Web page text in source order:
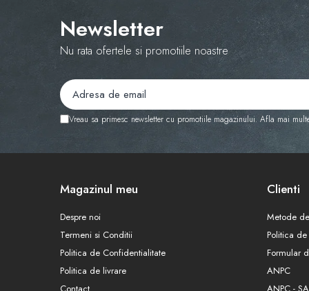
Newsletter
Nu rata ofertele si promotiile noastre
Vreau sa primesc newsletter cu promotiile magazinului. Afla mai
Magazinul meu
Despre noi
Termeni si Conditii
Politica de Confidentialitate
Politica de livrare
Clienti
Metode
Politica de
Formular
ANPC